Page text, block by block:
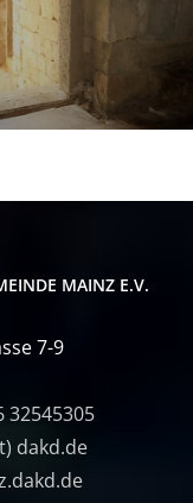
MAINZ E.V.
7-9
32545305
dakd.de